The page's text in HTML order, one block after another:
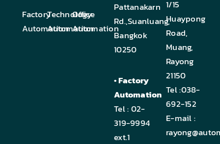
Factory
Automation
Technology
Automation
Office
Automation
Pattanakarn
Rd.,Suanluang,
Bangkok
10250
• Factory
Automation
Tel :02-
319-9994
ext.1
1/15
Huaypong
Road,
Muang,
Rayong
21150
Tel :038-
692-152
E-mail :